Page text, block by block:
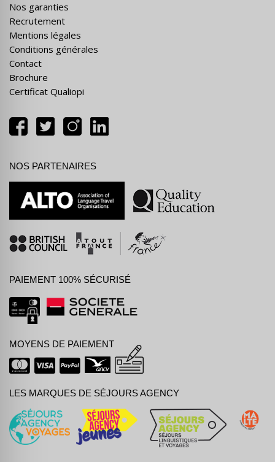
Nos garanties
Recrutement
Mentions légales
Conditions générales
Contact
Brochure
Certificat Qualiopi
NOS PARTENAIRES
PAIEMENT 100% SÉCURISÉ
MOYENS DE PAIEMENT
LES MARQUES DE SÉJOURS AGENCY